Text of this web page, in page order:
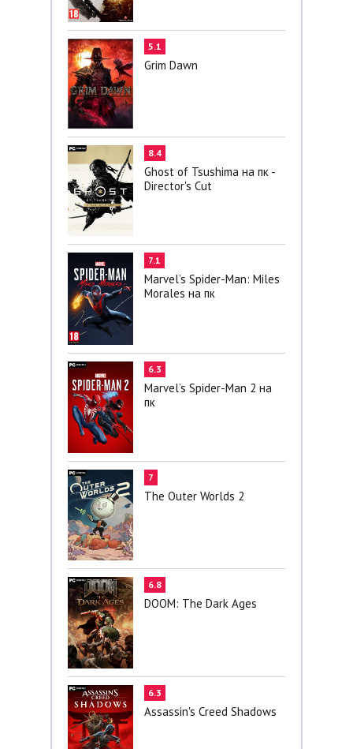
5.1
Grim Dawn
8.4
Ghost of Tsushima на пк -
Director's Cut
7.1
Marvel’s Spider-Man: Miles
Morales на пк
6.3
Marvel’s Spider-Man 2 на
пк
7
The Outer Worlds 2
6.8
DOOM: The Dark Ages
6.3
Assassin's Creed Shadows